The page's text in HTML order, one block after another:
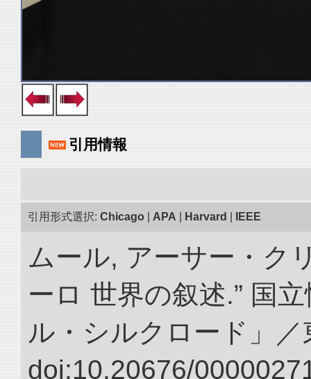
引用情報
引用形式選択: Chicago APA Harvard IEEE
ムール, アーサー・ク
ーロ 世界の叙述.” 国
ル・シルクロード」／
doi:10.20676/